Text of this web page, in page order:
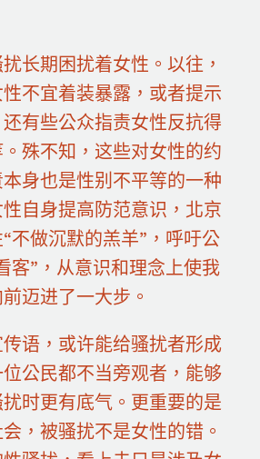
长期困扰着女性。以往，
不宜着装暴露，或者提示
有些公众指责女性反抗得
殊不知，这些对女性的约
身也是性别不平等的一种
自身提高防范意识，北京
不做沉默的羔羊”，呼吁公
客”，从意识和理念上使我
迈进了一大步。
语，或许能给骚扰者形成
公民都不当旁观者，能够
时更有底气。更重要的是
，被骚扰不是女性的错。